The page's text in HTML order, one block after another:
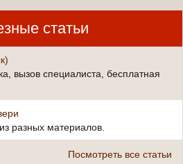
статьи
вызов специалиста, бесплатная
разных материалов.
Посмотреть все статьи